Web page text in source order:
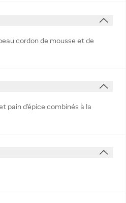
cordon de mousse et de
pain d'épice combinés à la